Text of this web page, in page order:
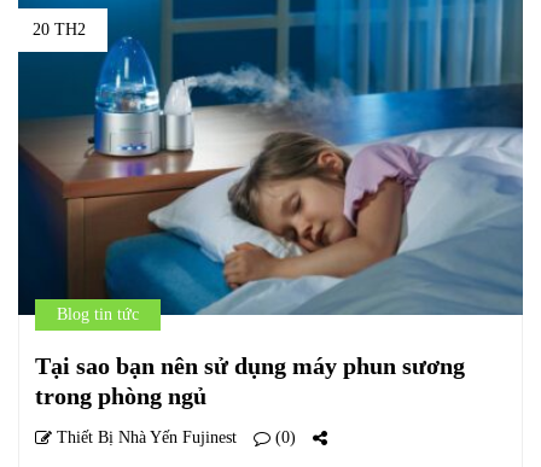
20 TH2
Blog tin tức
Tại sao bạn nên sử dụng máy phun sương
trong phòng ngủ
Thiết Bị Nhà Yến Fujinest (0)